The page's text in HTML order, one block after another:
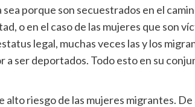
porque son secuestrados en el
o en el caso de las mujeres que son
legal, muchas veces las y los
ser deportados. Todo esto en su
alto riesgo de las mujeres migrantes.